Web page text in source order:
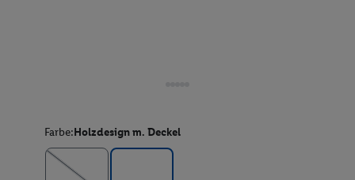
Farbe:Holzdesign m. Deckel